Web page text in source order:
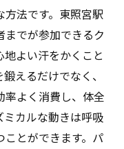
法です。東照宮駅
でが参加できるク
よい汗をかくこと
えるだけでなく、
よく消費し、体全
カルな動きは呼吸
とができます。パ